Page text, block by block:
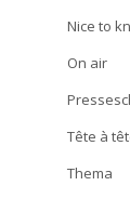
Nice to
On air
Tête à
Thema